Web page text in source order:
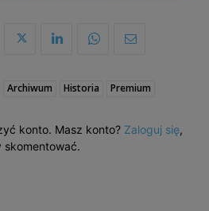
Archiwum Historia Premium
konto. Masz konto? Zaloguj się,
skomentować.